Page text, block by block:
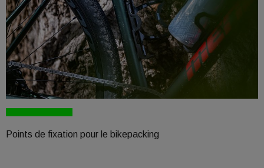
Points de fixation pour le bikepacking